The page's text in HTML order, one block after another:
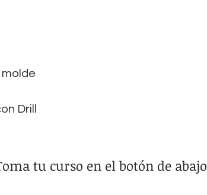
molde
Drill
tu curso en el botón de abajo